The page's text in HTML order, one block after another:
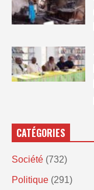
CATÉGORIES
Société (732)
Politique (291)